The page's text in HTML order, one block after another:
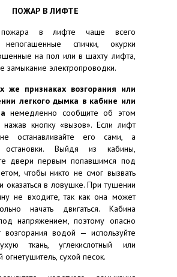
ПОЖАР В ЛИФТЕ
пожара в лифте чаще всего
непогашенные спички, окурки
на пол или в шахту лифта,
замыкание электропроводки.
же признаках возгорания или
легкого дымка в кабине или
немедленно сообщите об этом
нажав кнопку «вызов». Если лифт
останавливайте его сами, а
остановки. Выйдя из кабины,
двери первым попавшимся под
чтобы никто не смог вызвать
оказаться в ловушке. При тушении
не входите, так как она может
начать двигаться. Кабина
напряжением, поэтому опасно
возгорания водой — используйте
ткань, углекислотный или
сухой песок.